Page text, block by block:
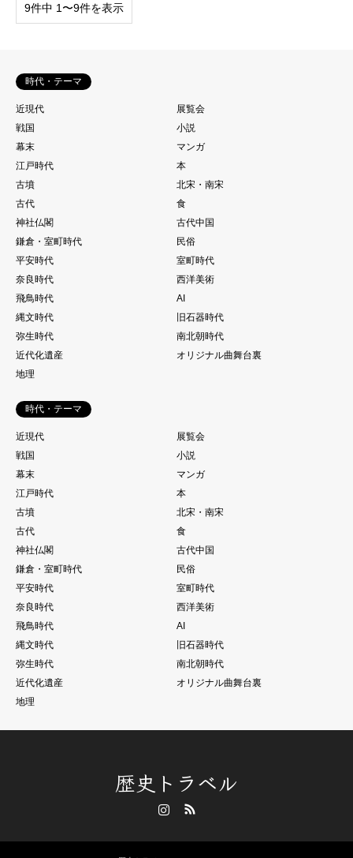
9件中 1〜9件を表示
時代・テーマ
近現代
展覧会
戦国
小説
幕末
マンガ
江戸時代
本
古墳
北宋・南宋
古代
食
神社仏閣
古代中国
鎌倉・室町時代
民俗
平安時代
室町時代
奈良時代
西洋美術
飛鳥時代
AI
縄文時代
旧石器時代
弥生時代
南北朝時代
近代化遺産
オリジナル曲舞台裏
地理
時代・テーマ
近現代
展覧会
戦国
小説
幕末
マンガ
江戸時代
本
古墳
北宋・南宋
古代
食
神社仏閣
古代中国
鎌倉・室町時代
民俗
平安時代
室町時代
奈良時代
西洋美術
飛鳥時代
AI
縄文時代
旧石器時代
弥生時代
南北朝時代
近代化遺産
オリジナル曲舞台裏
地理
歴史トラベル